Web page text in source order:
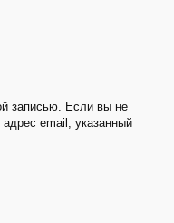
записью. Если вы не
email, указанный